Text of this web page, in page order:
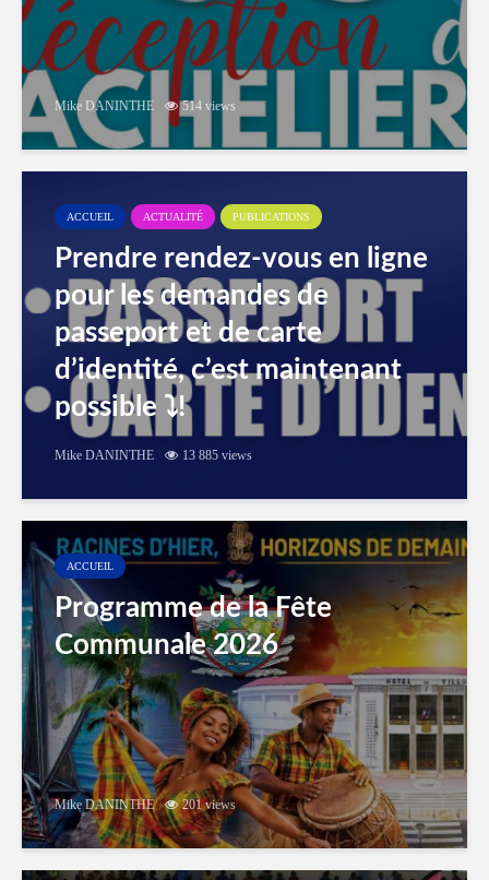
Mike DANINTHE 514 views
ACCUEIL ACTUALITÉ PUBLICATIONS
Prendre rendez-vous en ligne
pour les demandes de
passeport et de carte
d’identité, c’est maintenant
possible ⤵️!
Mike DANINTHE 13 885 views
ACCUEIL
Programme de la Fête
Communale 2026
Mike DANINTHE 201 views